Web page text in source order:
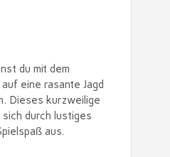
du mit dem
eine rasante Jagd
Dieses kurzweilige
durch lustiges
aus.